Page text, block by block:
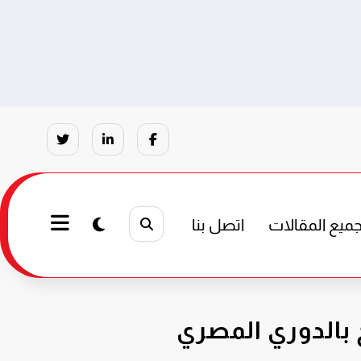
المقالات اتصل بنا
بالدوري المصري